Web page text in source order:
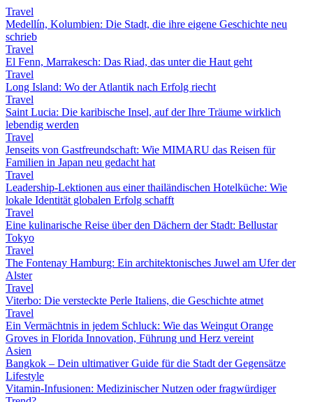
Travel
Medellín, Kolumbien: Die Stadt, die ihre eigene Geschichte neu
schrieb
Travel
El Fenn, Marrakesch: Das Riad, das unter die Haut geht
Travel
Long Island: Wo der Atlantik nach Erfolg riecht
Travel
Saint Lucia: Die karibische Insel, auf der Ihre Träume wirklich
lebendig werden
Travel
Jenseits von Gastfreundschaft: Wie MIMARU das Reisen für
Familien in Japan neu gedacht hat
Travel
Leadership-Lektionen aus einer thailändischen Hotelküche: Wie
lokale Identität globalen Erfolg schafft
Travel
Eine kulinarische Reise über den Dächern der Stadt: Bellustar
Tokyo
Travel
The Fontenay Hamburg: Ein architektonisches Juwel am Ufer der
Alster
Travel
Viterbo: Die versteckte Perle Italiens, die Geschichte atmet
Travel
Ein Vermächtnis in jedem Schluck: Wie das Weingut Orange
Groves in Florida Innovation, Führung und Herz vereint
Asien
Bangkok – Dein ultimativer Guide für die Stadt der Gegensätze
Lifestyle
Vitamin-Infusionen: Medizinischer Nutzen oder fragwürdiger